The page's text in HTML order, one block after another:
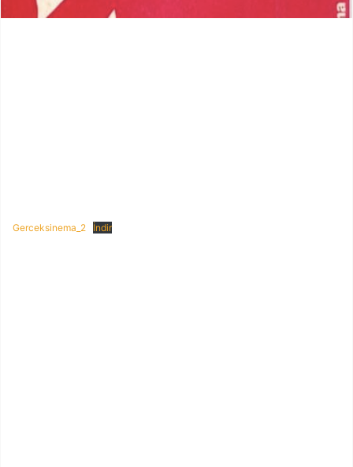
Gerceksinema_2 İndir